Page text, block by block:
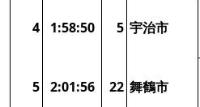
4 1:58:50 5 宇治市
5 2:01:56 22 舞鶴市